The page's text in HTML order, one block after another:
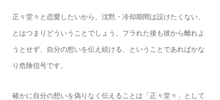
正々堂々と恋愛したいから、沈黙・冷却期間は設けたくない、
とはつまりどういうことでしょう。フラれた後も彼から離れよ
うとせず、自分の想いを伝え続ける、ということであればかな
り危険信号です。
確かに自分の想いを偽りなく伝えることは「正々堂々」として